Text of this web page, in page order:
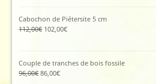
Cabochon de Piétersite 5 cm
112,00€ Le
102,00€Le
Couple de tranches de bois fossile
96,00€Le
86,00€Le